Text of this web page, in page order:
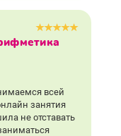
всей
занятия
не отставать